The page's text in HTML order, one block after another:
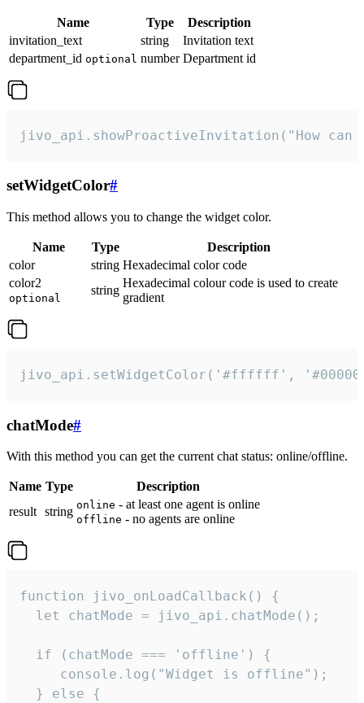
Name Type
Description
invitation_text
string
Invitation text
department_id optional number Department id
jivo_api.showProactiveInvitation("How
setWidgetColor#
This method allows you to change the widget color.
Name Type
Description
color
string Hexadecimal color code
color2
optional
string
Hexadecimal colour code is used to create
gradient
jivo_api.setWidgetColor('#ffffff',
chatMode#
With this method you can get the current chat status: online/offline.
Name Type
Description
result string online - at least one agent is online
offline - no agents are online
function jivo_onLoadCallback() {
  let chatMode = jivo_api.chatMode();
  if (chatMode === 'offline') {
     console.log("Widget is offline");
  } else {